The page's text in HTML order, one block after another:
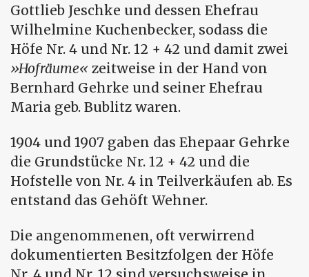
Gottlieb Jeschke und dessen Ehefrau
Wilhelmine Kuchenbecker, sodass die
Höfe Nr. 4 und Nr. 12 + 42 und damit zwei
Hofräume
zeitweise in der Hand von
Bernhard Gehrke und seiner Ehefrau
Maria geb. Bublitz waren.
1904 und 1907 gaben das Ehepaar Gehrke
die Grundstücke Nr. 12 + 42 und die
Hofstelle von Nr. 4 in Teilverkäufen ab. Es
entstand das Gehöft Wehner.
Die angenommenen, oft verwirrend
dokumentierten Besitzfolgen der Höfe